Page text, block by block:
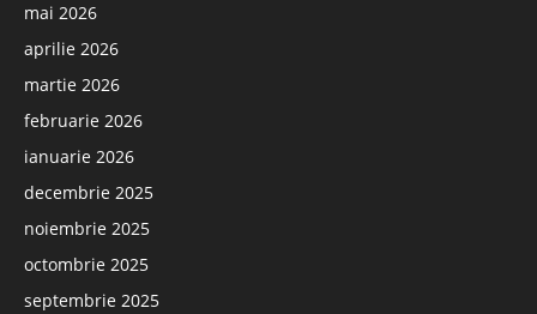
mai 2026
aprilie 2026
martie 2026
februarie 2026
ianuarie 2026
decembrie 2025
noiembrie 2025
octombrie 2025
septembrie 2025